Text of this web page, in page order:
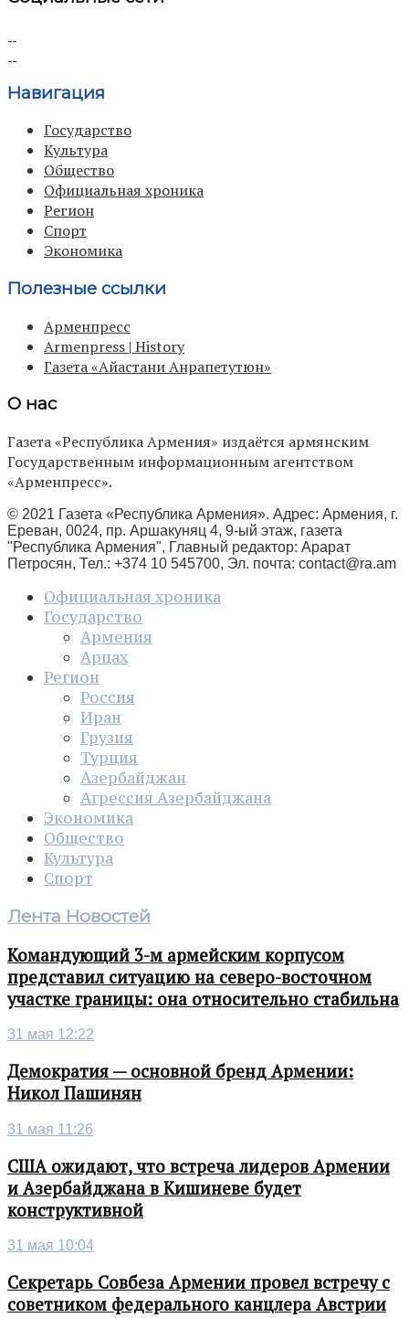
Навигация
Государство
Культура
Общество
Официальная хроника
Регион
Спорт
Экономика
Полезные ссылки
Арменпресс
Armenpress | History
Газета «Айастани Анрапетутюн»
О нас
Газета «Республика Армения» издаётся армянским
Государственным информационным агентством
«Арменпресс».
© 2021 Газета «Республика Армения». Адрес: Армения, г.
Ереван, 0024, пр. Аршакуняц 4, 9-ый этаж, газета
"Республика Армения", Главный редактор: Арарат
Петросян, Тел.: +374 10 545700, Эл. почта: contact@ra.am
Официальная хроника
Государство
Армения
Арцах
Регион
Россия
Иран
Грузия
Турция
Азербайджан
Агрессия Азербайджана
Экономика
Общество
Культура
Спорт
Лента Новостей
Командующий 3-м армейским корпусом
представил ситуацию на северо-восточном
участке границы: она относительно стабильна
31 мая 12:22
Демократия — основной бренд Армении:
Никол Пашинян
31 мая 11:26
США ожидают, что встреча лидеров Армении
и Азербайджана в Кишиневе будет
конструктивной
31 мая 10:04
Секретарь Совбеза Армении провел встречу с
советником федерального канцлера Австрии